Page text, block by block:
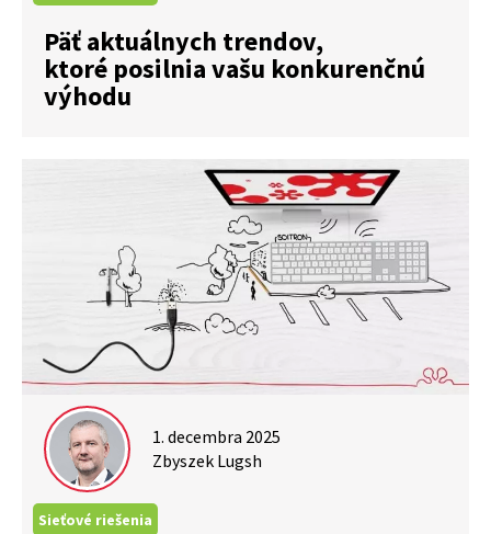
Päť aktuálnych trendov,
ktoré posilnia vašu konkurenčnú
výhodu
1. decembra 2025
Zbyszek Lugsh
Sieťové riešenia